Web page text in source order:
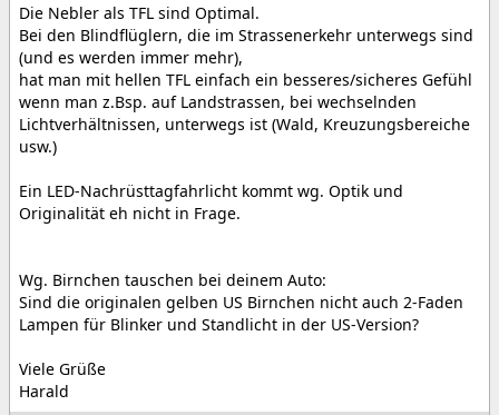
Die Nebler als TFL sind Optimal.
Bei den Blindflüglern, die im Strassenerkehr unterwegs sind
(und es werden immer mehr),
hat man mit hellen TFL einfach ein besseres/sicheres Gefühl
wenn man z.Bsp. auf Landstrassen, bei wechselnden
Lichtverhältnissen, unterwegs ist (Wald, Kreuzungsbereiche
usw.)
Ein LED-Nachrüsttagfahrlicht kommt wg. Optik und
Originalität eh nicht in Frage.
Wg. Birnchen tauschen bei deinem Auto:
Sind die originalen gelben US Birnchen nicht auch 2-Faden
Lampen für Blinker und Standlicht in der US-Version?
Viele Grüße
Harald